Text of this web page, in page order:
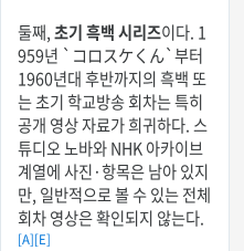
둘째,초기 흑백 시리즈이다. 1
959년 `コロスケくん`부터
1960년대 후반까지의 흑백 또
는 초기 학교방송 회차는 특히
공개 영상 자료가 희귀하다. 스
튜디오 노바와 NHK 아카이브
계열에 사진·항목은 남아 있지
만, 일반적으로 볼 수 있는 전체
회차 영상은 확인되지 않는다.
[A][E]